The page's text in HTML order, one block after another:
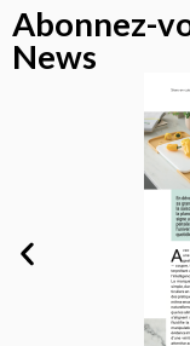
Abonnez-
News